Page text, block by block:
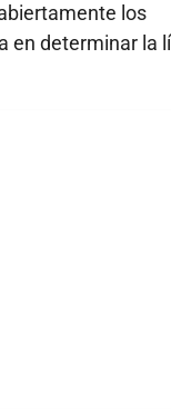
los
en determinar la